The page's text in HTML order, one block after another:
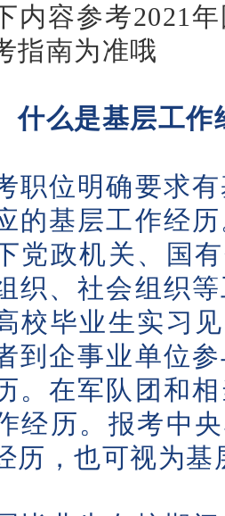
容参考2021年
指南为准哦
么是基层工作
位明确要求有
的基层工作经
党政机关、国
织、社会组织
校毕业生实习
到企事业单位
。在军队团和
经历。报考中
历，也可视为基